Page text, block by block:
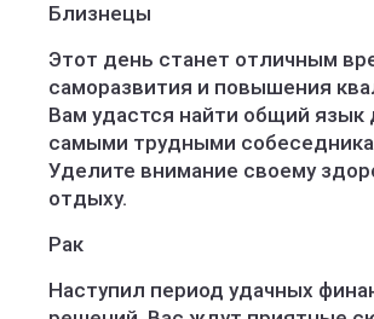
Близнецы
Этот день станет отличным
саморазвития и повышения
Вам удастся найти общий язык
самыми трудными
Уделите внимание своему
отдыху.
Рак
Наступил период удачных